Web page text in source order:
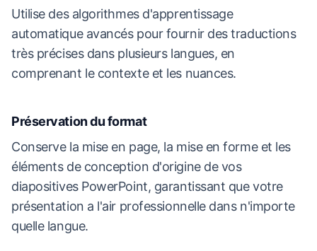
Utilise des algorithmes d'apprentissage
automatique avancés pour fournir des traductions
très précises dans plusieurs langues, en
comprenant le contexte et les nuances.
Préservation du format
Conserve la mise en page, la mise en forme et les
éléments de conception d'origine de vos
diapositives PowerPoint, garantissant que votre
présentation a l'air professionnelle dans n'importe
quelle langue.